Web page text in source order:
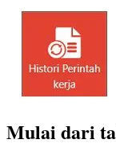
Mulai dari